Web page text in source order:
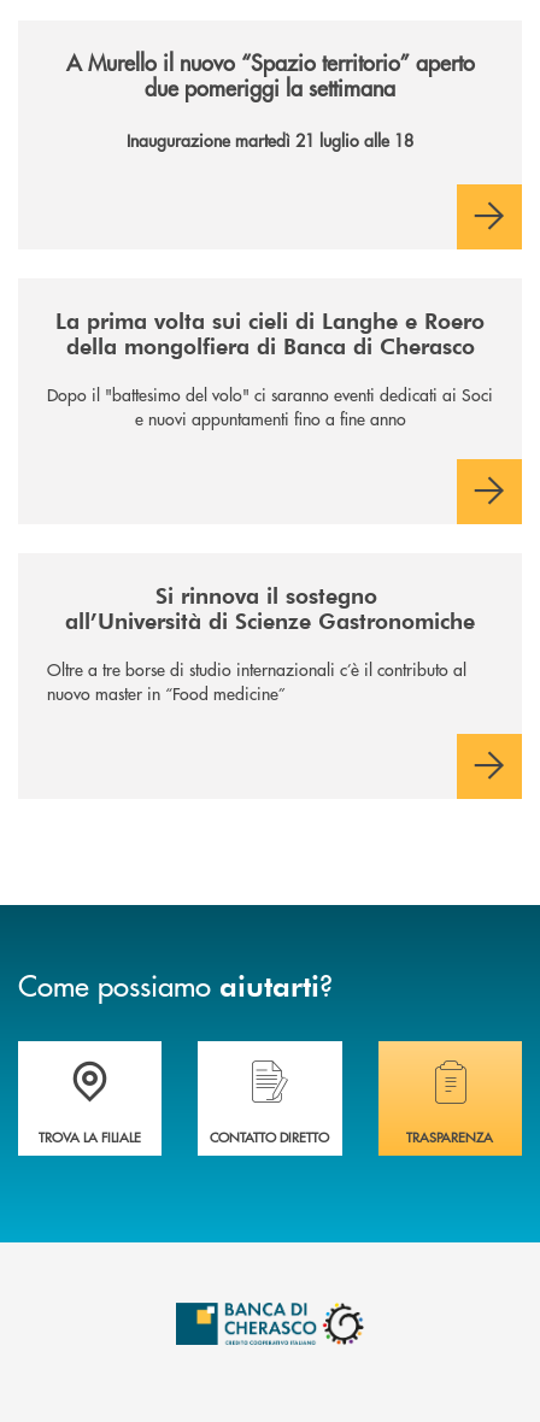
A Murello il nuovo “Spazio territorio” aperto
due pomeriggi la settimana
Inaugurazione martedì 21 luglio alle 18
La prima volta sui cieli di Langhe e Roero
della mongolfiera di Banca di Cherasco
Dopo il "battesimo del volo" ci saranno eventi dedicati ai Soci
e nuovi appuntamenti fino a fine anno
Si rinnova il sostegno
all’Università di Scienze Gastronomiche
Oltre a tre borse di studio internazionali c’è il contributo al
nuovo master in “Food medicine”
Come possiamo aiutarti?
Accedi all' elenco completo delle filiali .
TROVA LA FILIALE
Hai bisogno di assistenza immediata?
CONTATTO DIRETTO
Hai bisogno di
TRASPARENZA